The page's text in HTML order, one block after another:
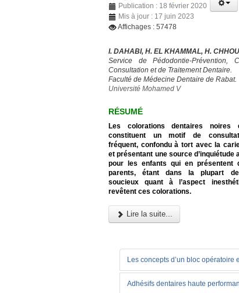
Publication : 18 février 2020
Mis à jour : 17 juin 2023
Affichages : 57478
I. DAHABI, H. EL KHAMMAL, H.
Service de Pédodontie-Prévention,
Consultation et de Traitement Dentaire.
Faculté de Médecine Dentaire de Rabat.
Université Mohamed V
RÉSUMÉ
Les colorations dentaires noires
constituent un motif de
fréquent, confondu à tort avec la
et présentant une source d’inquiétude
pour les enfants qui en présentent
parents, étant dans la plupart
soucieux quant à l’aspect
revêtent ces colorations.
Lire la suite...
Les concepts d’un bloc opératoire
Adhésifs dentaires haute